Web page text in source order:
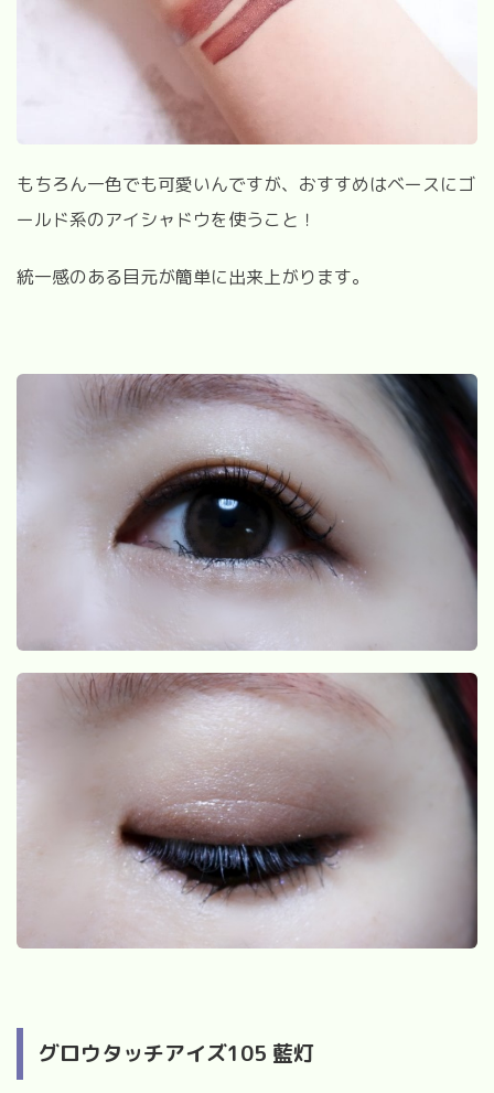
もちろん一色でも可愛いんですが、おすすめはベースにゴ
ールド系のアイシャドウを使うこと！
統一感のある目元が簡単に出来上がります。
グロウタッチアイズ105 藍灯